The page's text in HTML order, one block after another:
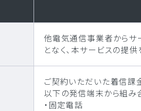
他電気通信事業者からサ
となく、本サービスの提
ご契約いただいた着信課
以下の発信端末から組み
・固定電話